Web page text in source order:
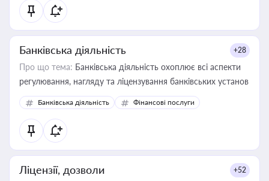
статусу суб'єктів оціночної діяльності
Банківська діяльність +28
Про що тема: Банківська діяльність охоплює всі аспекти
регулювання, нагляду та ліцензування банківських установ
Банківська діяльність Фінансові послуги
Ліцензії, дозволи +52